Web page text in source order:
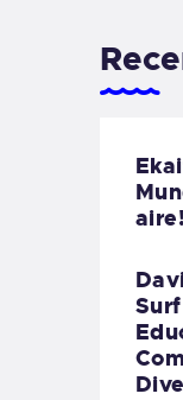
aire!